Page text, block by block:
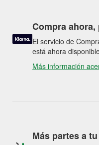
Compra
El servicio de
está ahora
Más información
Más partes a